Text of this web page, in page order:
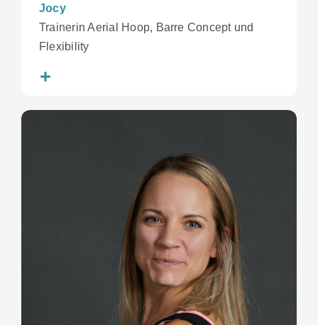
Jocy
Trainerin Aerial Hoop, Barre Concept und
Flexibility